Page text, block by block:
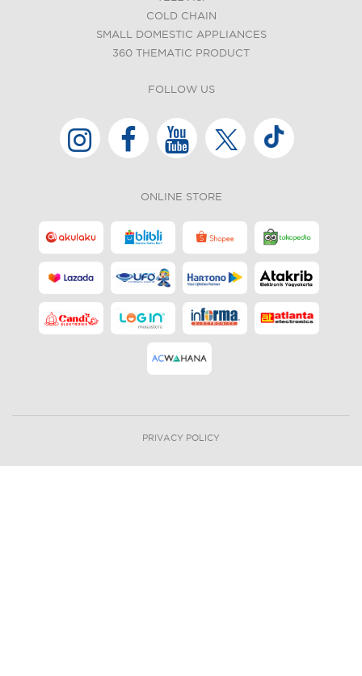
COLD CHAIN
SMALL DOMESTIC APPLIANCES
360 THEMATIC PRODUCT
FOLLOW US
ONLINE STORE
PRIVACY POLICY